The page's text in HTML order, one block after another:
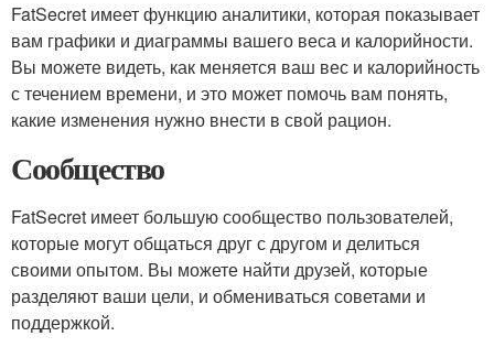
FatSecret имеет функцию аналитики, которая показывает
вам графики и диаграммы вашего веса и калорийности.
Вы можете видеть, как меняется ваш вес и калорийность
с течением времени, и это может помочь вам понять,
какие изменения нужно внести в свой рацион.
Сообщество
FatSecret имеет большую сообщество пользователей,
которые могут общаться друг с другом и делиться
своими опытом. Вы можете найти друзей, которые
разделяют ваши цели, и обмениваться советами и
поддержкой.